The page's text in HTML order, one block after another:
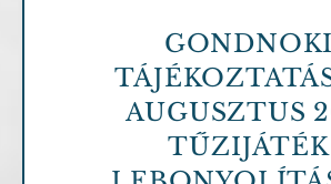
GONDNOKI
AUGUSZTUS
TŰZIJÁTÉK